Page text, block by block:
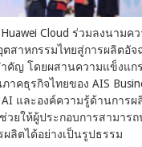
ชัน
ริยะ
Cloud ร่วมลงนามค
ตสาหกรรมไทยสู่การผลิตอั
คัญ โดยผสานความแข็งแก
าคธุรกิจไทยของ AIS
AI และองค์ความรู้ด้านการ
ช่วยให้ผู้ประกอบการสามาร
ลิตได้อย่างเป็นรูปธรรม